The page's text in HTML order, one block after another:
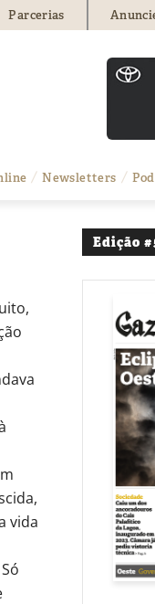
Parcerias
Newsletters
vida
Edição